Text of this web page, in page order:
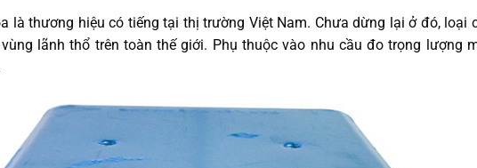
là thương hiệu có tiếng tại thị trường Việt Nam. Chưa dừng lại ở đó, loại
lãnh thổ trên toàn thế giới. Phụ thuộc vào nhu cầu đo trọng lượng